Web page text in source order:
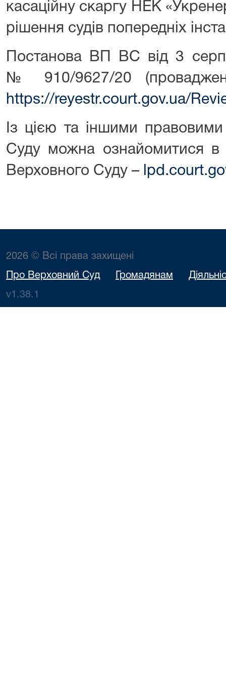
касаційну скаргу НЕК
рішення судів попередніх
Постанова ВП ВС від 3
№ 910/9627/20
https://reyestr.court.gov.ua/
Із цією та іншими
Суду можна ознайомитися в
Верховного Суду –
2026 © Всі права захищені
Про Верховний Суд Громадянам
v1.38.1